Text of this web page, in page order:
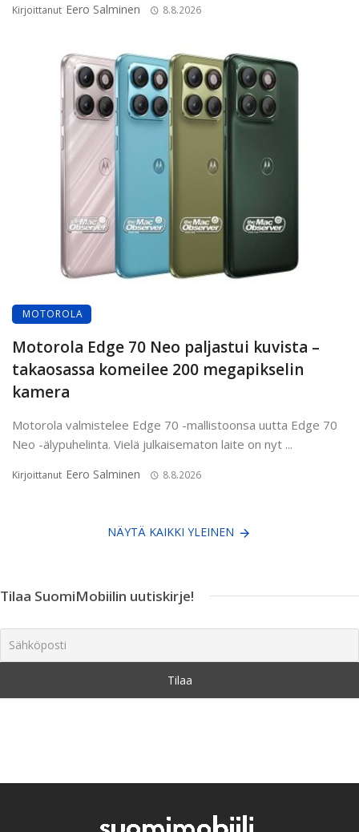
Kirjoittanut Eero Salminen 8.8.2026
MOTOROLA
Motorola Edge 70 Neo paljastui kuvista –
takaosassa komeilee 200 megapikselin
kamera
Motorola valmistelee Edge 70 -mallistoonsa uutta Edge 70
Neo -älypuhelinta. Vielä julkaisematon laite on nyt ...
Kirjoittanut Eero Salminen 8.8.2026
NÄYTÄ KAIKKI YLEINEN
Tilaa SuomiMobiilin uutiskirje!